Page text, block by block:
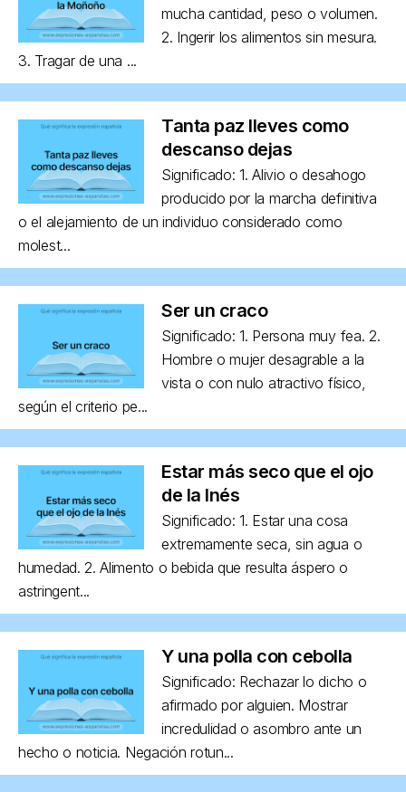
mucha cantidad, peso o volumen.
2. Ingerir los alimentos sin mesura.
3. Tragar de una ...
Tanta paz lleves como
descanso dejas
Significado: 1. Alivio o desahogo
producido por la marcha definitiva
o el alejamiento de un individuo considerado como
molest...
Ser un craco
Significado: 1. Persona muy fea. 2.
Hombre o mujer desagrable a la
vista o con nulo atractivo físico,
según el criterio pe...
Estar más seco que el ojo
de la Inés
Significado: 1. Estar una cosa
extremamente seca, sin agua o
humedad. 2. Alimento o bebida que resulta áspero o
astringent...
Y una polla con cebolla
Significado: Rechazar lo dicho o
afirmado por alguien. Mostrar
incredulidad o asombro ante un
hecho o noticia. Negación rotun...